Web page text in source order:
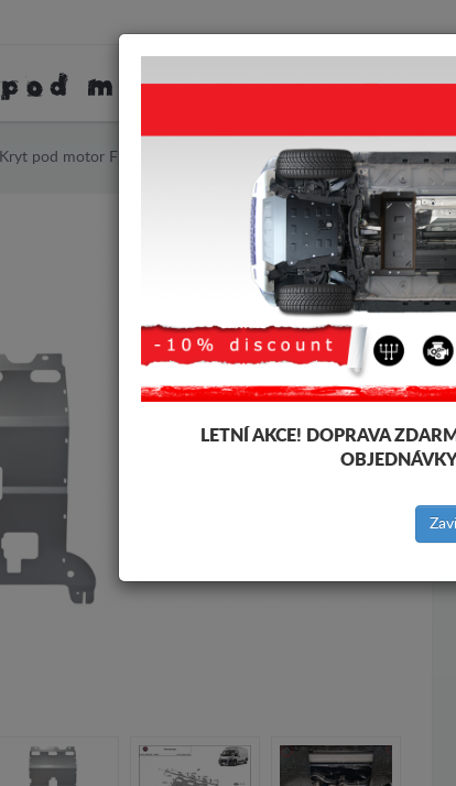
KRYT POD MOTOR
Kryt pod motor Fiat Ducato
LETNÍ AKCE! DOPRAVA